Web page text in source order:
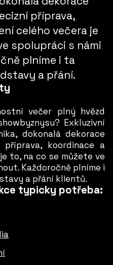
příprava,
celého večera je
spolupráci s námi
plníme i ta
a přání.
večer plný hvězd
Exkluzivní
dokonalá dekorace
příprava, koordinace a
to, na co se můžete ve
Každoročně plníme i
a přání klientů.
typicky potřeba: